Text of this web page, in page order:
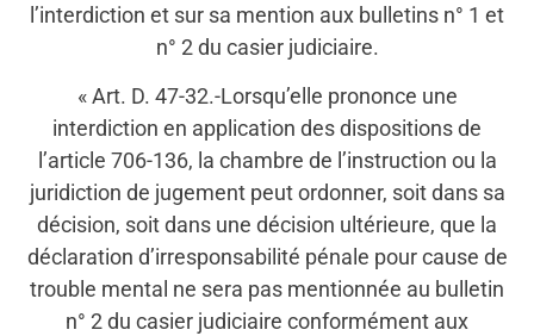
l’interdiction et sur sa mention aux bulletins n° 1 et
n° 2 du casier judiciaire.
« Art. D. 47-32.-Lorsqu’elle prononce une
interdiction en application des dispositions de
l’article 706-136, la chambre de l’instruction ou la
juridiction de jugement peut ordonner, soit dans sa
décision, soit dans une décision ultérieure, que la
déclaration d’irresponsabilité pénale pour cause de
trouble mental ne sera pas mentionnée au bulletin
n° 2 du casier judiciaire conformément aux